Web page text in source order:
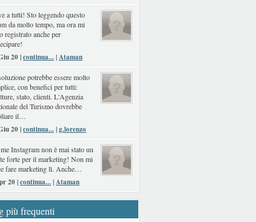
a tutti! Sto leggendo questo
da molto tempo, ma ora mi
registrato anche per
20 |continua...|Ataman
potrebbe essere molto
con benefici per tutti:
stato, clienti. L'Agenzia
del Turismo dovrebbe
il…
20 |continua...|g.lorenzo
Instagram non è mai stato un
forte per il marketing! Non mi
fare marketing lì. Anche…
20 |continua...|Ataman
più frequenti